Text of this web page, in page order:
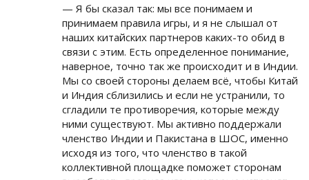
— Я бы сказал так: мы все понимаем и
принимаем правила игры, и я не слышал от
наших китайских партнеров каких-то обид в
связи с этим. Есть определенное понимание,
наверное, точно так же происходит и в Индии.
Мы со своей стороны делаем всё, чтобы Китай
и Индия сблизились и если не устранили, то
сгладили те противоречия, которые между
ними существуют. Мы активно поддержали
членство Индии и Пакистана в ШОС, именно
исходя из того, что членство в такой
коллективной площадке поможет сторонам